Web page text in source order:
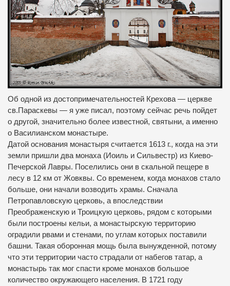
Об одной из достопримечательностей Крехова — церкве
св.Параскевы — я уже писал, поэтому сейчас речь пойдет
о другой, значительно более известной, святыни, а именно
о Василианском монастыре.
Датой основания монастыря считается 1613 г., когда на эти
земли пришли два монаха (Иоиль и Сильвестр) из Киево-
Печерской Лавры. Поселились они в скальной пещере в
лесу в 12 км от Жовквы. Со временем, когда монахов стало
больше, они начали возводить храмы. Сначала
Петропавловскую церковь, а впоследствии
Преображенскую и Троицкую церковь, рядом с которыми
были построены кельи, а монастырскую территорию
оградили рвами и стенами, по углам которых поставили
башни. Такая оборонная мощь была вынужденной, потому
что эти территории часто страдали от набегов татар, а
монастырь так мог спасти кроме монахов большое
количество окружающего населения. В 1721 году